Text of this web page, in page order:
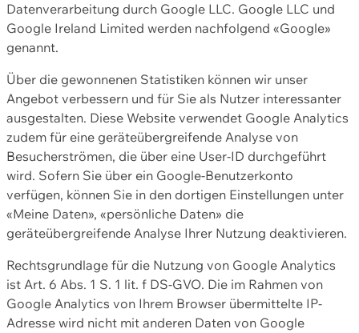
Datenverarbeitung durch Google LLC. Google LLC und
Google Ireland Limited werden nachfolgend «Google»
genannt.
Über die gewonnenen Statistiken können wir unser
Angebot verbessern und für Sie als Nutzer interessanter
ausgestalten. Diese Website verwendet Google Analytics
zudem für eine geräteübergreifende Analyse von
Besucherströmen, die über eine User-ID durchgeführt
wird. Sofern Sie über ein Google-Benutzerkonto
verfügen, können Sie in den dortigen Einstellungen unter
«Meine Daten», «persönliche Daten» die
geräteübergreifende Analyse Ihrer Nutzung deaktivieren.
Rechtsgrundlage für die Nutzung von Google Analytics
ist Art. 6 Abs. 1 S. 1 lit. f DS-GVO. Die im Rahmen von
Google Analytics von Ihrem Browser übermittelte IP-
Adresse wird nicht mit anderen Daten von Google